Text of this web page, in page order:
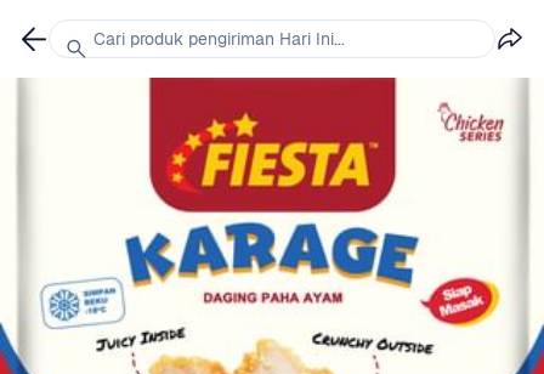
Cari produk pengiriman Hari Ini...